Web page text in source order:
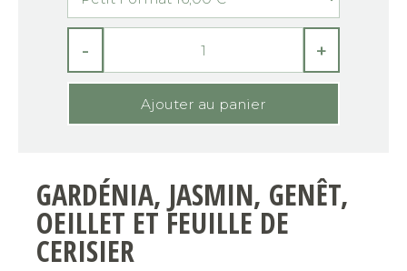
- +
GARDÉNIA, JASMIN, GENÊT,
OEILLET ET FEUILLE DE
CERISIER